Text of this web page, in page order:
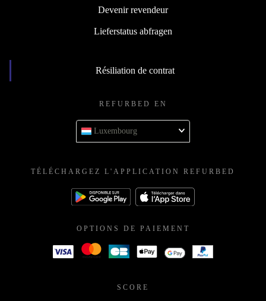
Devenir revendeur
Lieferstatus abfragen
Résiliation de contrat
REFURBED EN
Luxembourg
TÉLÉCHARGEZ L'APPLICATION REFURBED
OPTIONS DE PAIEMENT
SCORE